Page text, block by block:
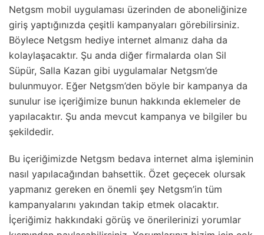
Netgsm mobil uygulaması üzerinden de aboneliğinize
giriş yaptığınızda çeşitli kampanyaları görebilirsiniz.
Böylece Netgsm hediye internet almanız daha da
kolaylaşacaktır. Şu anda diğer firmalarda olan Sil
Süpür, Salla Kazan gibi uygulamalar Netgsm’de
bulunmuyor. Eğer Netgsm’den böyle bir kampanya da
sunulur ise içeriğimize bunun hakkında eklemeler de
yapılacaktır. Şu anda mevcut kampanya ve bilgiler bu
şekildedir.
Bu içeriğimizde Netgsm bedava internet alma işleminin
nasıl yapılacağından bahsettik. Özet geçecek olursak
yapmanız gereken en önemli şey Netgsm’in tüm
kampanyalarını yakından takip etmek olacaktır.
İçeriğimiz hakkındaki görüş ve önerilerinizi yorumlar